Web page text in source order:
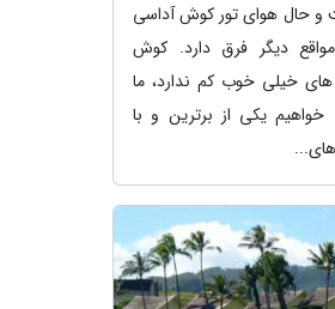
و حال هوای تور کوش آداسی
دیگر فرق دارد. کوش
خیلی خوب کم ندارد، ما
خواهیم یکی از برترین و با